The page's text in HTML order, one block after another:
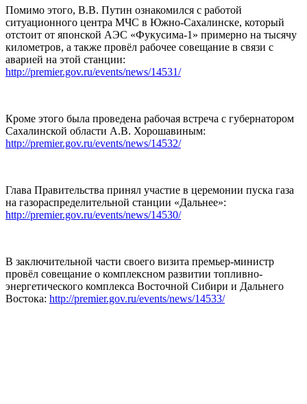
Помимо этого, В.В. Путин ознакомился с работой
ситуационного центра МЧС в Южно-Сахалинске, который
отстоит от японской АЭС «Фукусима-1» примерно на тысячу
километров, а также провёл рабочее совещание в связи с
аварией на этой станции:
http://premier.gov.ru/events/news/14531/
Кроме этого была проведена рабочая встреча с губернатором
Сахалинской области А.В. Хорошавиным:
http://premier.gov.ru/events/news/14532/
Глава Правительства принял участие в церемонии пуска газа
на газораспределительной станции «Дальнее»:
http://premier.gov.ru/events/news/14530/
В заключительной части своего визита премьер-министр
провёл совещание о комплексном развитии топливно-
энергетического комплекса Восточной Сибири и Дальнего
Востока: http://premier.gov.ru/events/news/14533/